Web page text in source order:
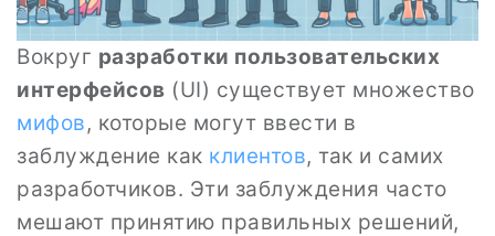
Вокруг разработки пользовательских
интерфейсов (UI) существует множество
мифов, которые могут ввести в
заблуждение как клиентов, так и самих
разработчиков. Эти заблуждения часто
мешают принятию правильных решений,